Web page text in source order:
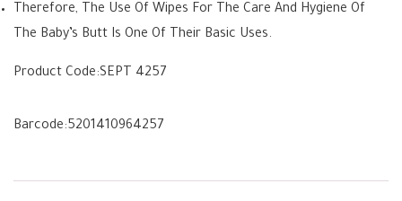
Therefore, The Use Of Wipes For The Care And Hygiene Of
The Baby’s Butt Is One Of Their Basic Uses.
Product Code:SEPT 4257
Barcode:5201410964257